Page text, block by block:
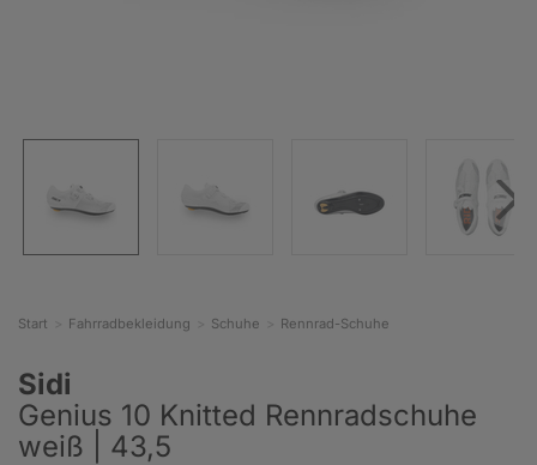
Start Fahrradbekleidung Schuhe Rennrad-Schuhe
Sidi
Genius 10 Knitted Rennradschuhe
weiß | 43,5